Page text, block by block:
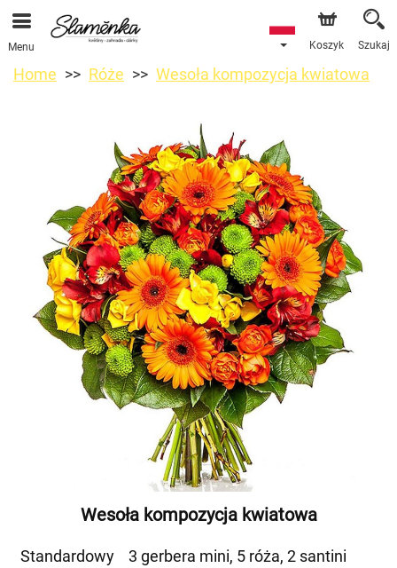
Menu Koszyk Szukaj
Home Róże Wesoła kompozycja kwiatowa
Wesoła kompozycja kwiatowa
Standardowy
3 gerbera mini, 5 róża, 2 santini